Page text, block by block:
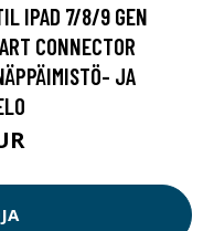
IPAD 7/8/9 GEN
CONNECTOR
JA